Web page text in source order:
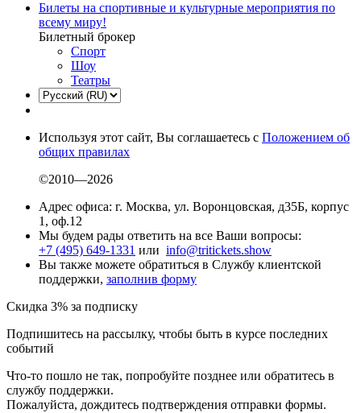
Билеты на спортивные и культурные мероприятия по
всему миру!
Билетный брокер
Спорт
Шоу
Театры
Используя этот сайт, Вы соглашаетесь с Положением об
общих правилах
©2010—2026
Адрес офиса: г. Москва, ул. Воронцовская, д35Б, корпус
1, оф.12
Мы будем рады ответить на все Ваши вопросы:
+7 (495) 649-1331 или info@tritickets.show
Вы также можете обратиться в Службу клиентской
поддержки, заполнив форму
Скидка 3% за подписку
Подпишитесь на рассылку, чтобы быть в курсе последних
событий
Что-то пошло не так, попробуйте позднее или обратитесь в
службу поддержки.
Пожалуйста, дождитесь подтверждения отправки формы.